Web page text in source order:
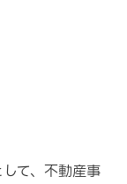
て、不動産事